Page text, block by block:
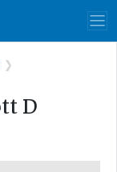
D